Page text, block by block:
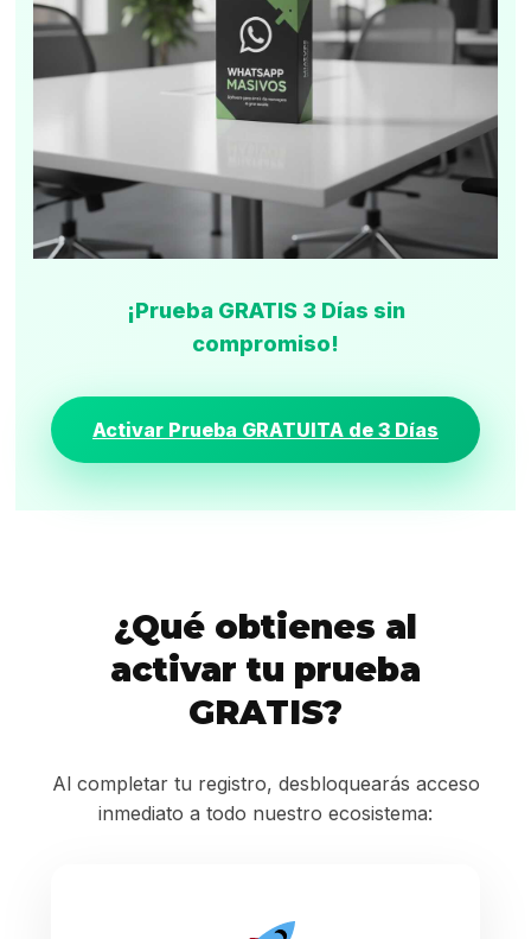
¡Prueba GRATIS 3 Días sin
compromiso!
Activar Prueba GRATUITA de 3 Días
¿Qué obtienes al
activar tu prueba
GRATIS?
Al completar tu registro, desbloquearás acceso
inmediato a todo nuestro ecosistema: